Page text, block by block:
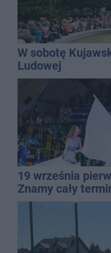
W sobotę
Ludowej
19 września
Znamy cały